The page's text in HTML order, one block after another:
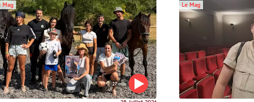
27 min
Mag Le Mag